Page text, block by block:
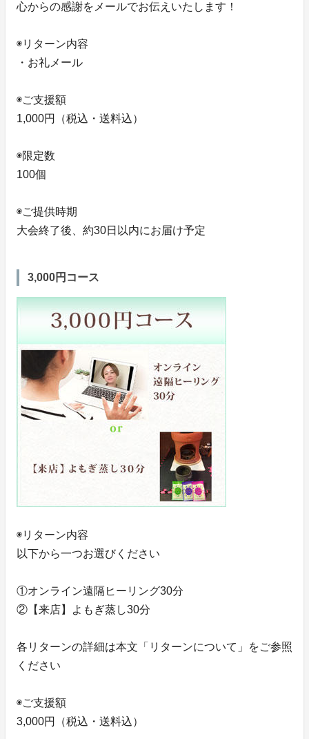
心からの感謝をメールでお伝えいたします！
◉リターン内容
・お礼メール
◉ご支援額
1,000円（税込・送料込）
◉限定数
100個
◉ご提供時期
大会終了後、約30日以内にお届け予定
3,000円コース
◉リターン内容
以下から一つお選びください
①オンライン遠隔ヒーリング30分
②【来店】よもぎ蒸し30分
各リターンの詳細は本文「リターンについて」をご参照
ください
◉ご支援額
3,000円（税込・送料込）